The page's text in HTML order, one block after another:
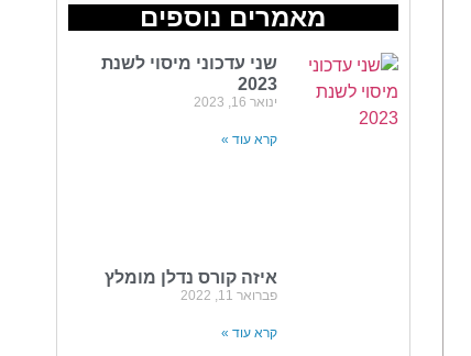
מאמרים נוספים
שני עדכוני מיסוי לשנת
2023
ינואר 16, 2023
קרא עוד »
איזה קורס נדלן מומלץ
פברואר 11, 2022
קרא עוד »